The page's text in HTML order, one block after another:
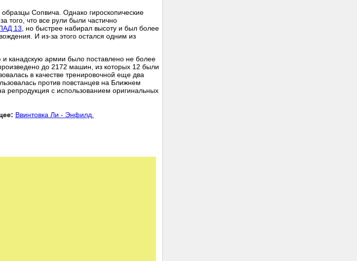
Сопвича. Однако гироскопические
того, что все рули были частично
13 , но быстрее набирал высоту и был более
И из-за этого остался одним из
канадскую армии было поставлено не более
до 2172 машин, из которых 12 были
в качестве тренировочной еще два
против повстанцев на Ближнем
репродукция с использованием оригинальных
Ввинтовка Ли - Энфилд.